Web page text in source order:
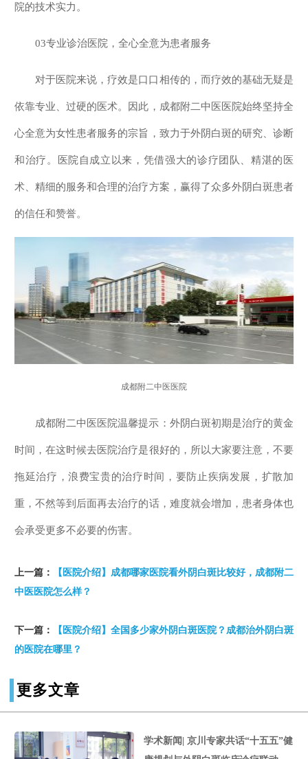
院的技术实力。
03专业诊治医院，全心全意为患者服务
对于医院来说，疗效是口口相传的，而疗效的基础无疑是
依靠专业、过硬的医术。因此，成都附二中医医院始终坚持全
心全意为女性患者服务的宗旨，致力于外阴白斑的研究、诊断
和治疗。医院自成立以来，凭借强大的诊疗团队、精湛的医
术、精细的服务和合理的治疗方案，赢得了众多外阴白斑患者
的信任和赞誉。
成都附二中医医院
成都附二中医医院温馨提示：外阴白斑初期是治疗的黄金
时间，在这时候去医院治疗是很好的，所以大家要注意，不要
拖延治疗，浪费宝贵的治疗时间，要防止疾病发展，扩散加
重，不然等到后面再去治疗的话，难度就会增加，患者身体也
会承受更多不必要的伤害。
上一篇：
【医院介绍】成都哪家医院看外阴白斑比较好，成都附二
中医医院怎么样？
下一篇：
【医院介绍】全国多少家外阴白斑医院？成都治外阴白斑
的医院在哪里？
更多文章
学术新闻| 京川专家共话“十五五”健